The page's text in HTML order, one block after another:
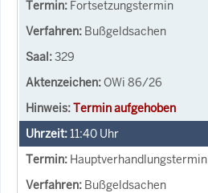
Fortsetzungstermin
Bußgeldsachen
329
OWi 86/26
Termin aufgehoben
11:40 Uhr
Hauptverhandlungstermin
Bußgeldsachen